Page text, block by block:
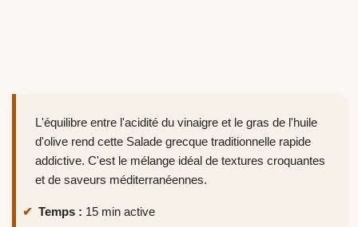
L'équilibre entre l'acidité du vinaigre et le gras de l'huile
d'olive rend cette Salade grecque traditionnelle rapide
addictive. C'est le mélange idéal de textures croquantes
et de saveurs méditerranéennes.
Temps : 15 min active